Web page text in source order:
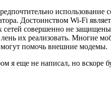
Достоинством Wi-Fi
сетей совершенно не
их реализовать. Многие
могут помочь внешние модемы.
я еще не написал, но вскоре